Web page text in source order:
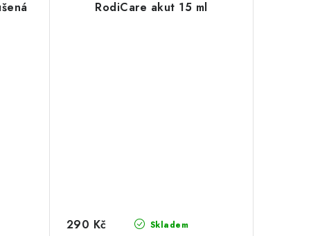
RodiCare akut 15 ml
Skladem
290 Kč